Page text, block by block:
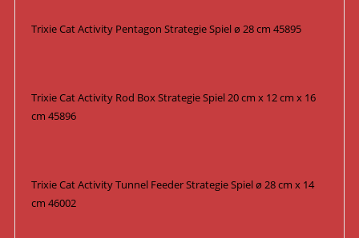
Trixie Cat Activity Pentagon Strategie Spiel ø 28 cm 45895
Trixie Cat Activity Rod Box Strategie Spiel 20 cm x 12 cm x 16
cm 45896
Trixie Cat Activity Tunnel Feeder Strategie Spiel ø 28 cm x 14
cm 46002